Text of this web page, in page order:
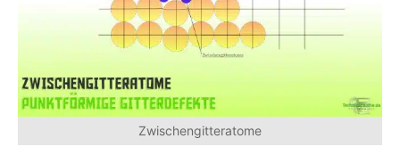
Zwischengitteratome